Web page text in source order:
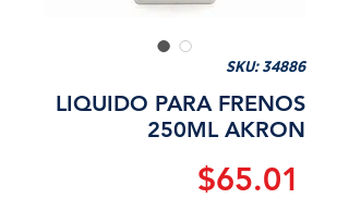
SKU: 34886
LIQUIDO PARA FRENOS
250ML AKRON
$65.01